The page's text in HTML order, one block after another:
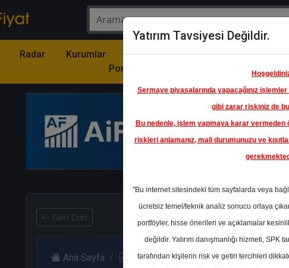
Radar Kurumlar
Model
Portföy
Hisse
Öne
Çıkanlar
Geri Dön
Ana Sayfa Raporlar Halk Yatırım
Yatırım Tavsiyesi Değildir.
Sermaye piyasalarında yapacağınız
gibi zarar riskiniz de
Bu nedenle, işlem yapmaya karar vermeden
riskleri anlamanız, mali durumunuzu ve
"Bu internet sitesindeki tüm sayfalarda veya
ücretsiz temel/teknik analiz sonucu ortaya
portföyler, hisse önerileri ve açıklamalar
değildir. Yatırım danışmanlığı hizmeti, SPK
tarafından kişilerin risk ve getiri tercihleri